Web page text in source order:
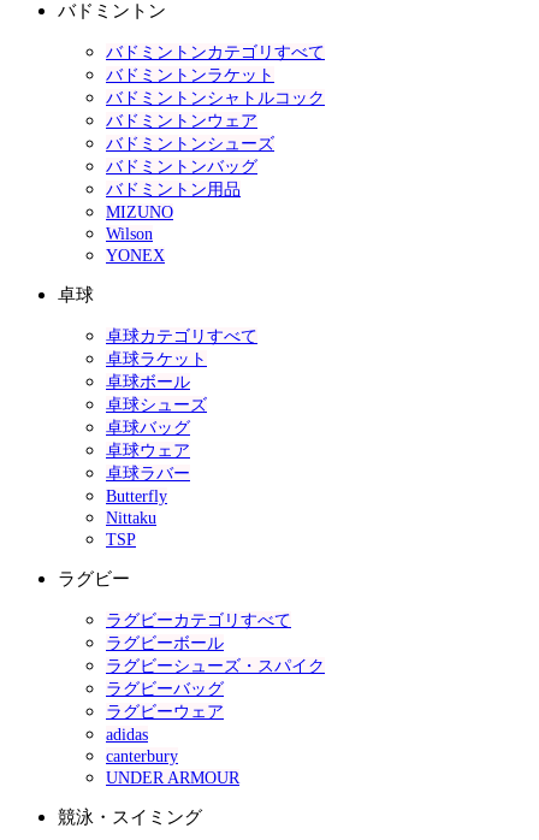
バドミントン
バドミントンカテゴリすべて
バドミントンラケット
バドミントンシャトルコック
バドミントンウェア
バドミントンシューズ
バドミントンバッグ
バドミントン用品
MIZUNO
Wilson
YONEX
卓球
卓球カテゴリすべて
卓球ラケット
卓球ボール
卓球シューズ
卓球バッグ
卓球ウェア
卓球ラバー
Butterfly
Nittaku
TSP
ラグビー
ラグビーカテゴリすべて
ラグビーボール
ラグビーシューズ・スパイク
ラグビーバッグ
ラグビーウェア
adidas
canterbury
UNDER ARMOUR
競泳・スイミング